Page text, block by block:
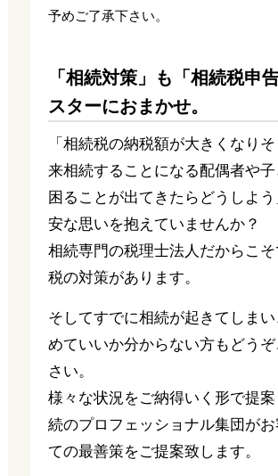
予めご了承下さい。
「相続対策」も「相続税申
スターにおまかせ。
「相続税の納税額が大きくなり
来相続することになる配偶者や
困ることが出てきたらどうしよ
安な思いを抱えていませんか？
相続専門の税理士法人だからこ
税の対策があります。
そしてすでに相続が起きてしま
めていいか分からない方もどう
さい。
様々な状況をご納得いく形で提
続のプロフェッショナル集団が
ての最善策をご提案致します。